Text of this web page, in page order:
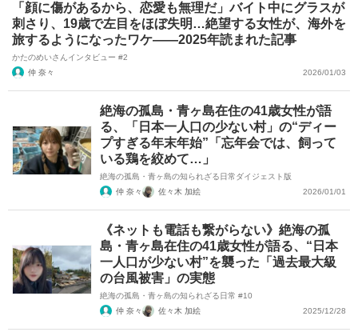
「顔に傷があるから、恋愛も無理だ」バイト中にグラスが
刺さり、19歳で左目をほぼ失明…絶望する女性が、海外を
旅するようになったワケ――2025年読まれた記事
かたのめいさんインタビュー #2
仲 奈々
2026/01/03
絶海の孤島・青ヶ島在住の41歳女性が語
る、「日本一人口の少ない村」の“ディー
プすぎる年末年始”「忘年会では、飼って
いる鶏を絞めて…」
絶海の孤島・青ヶ島の知られざる日常ダイジェスト版
仲 奈々
佐々木 加絵 2026/01/01
《ネットも電話も繋がらない》絶海の孤
島・青ヶ島在住の41歳女性が語る、“日本
一人口が少ない村”を襲った「過去最大級
の台風被害」の実態
絶海の孤島・青ヶ島の知られざる日常 #10
仲 奈々
佐々木 加絵 2025/12/28